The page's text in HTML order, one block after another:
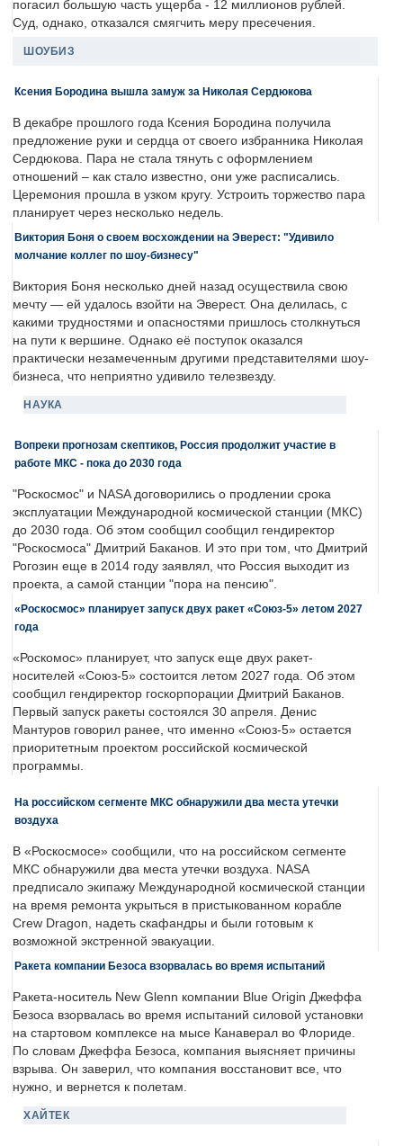
погасил большую часть ущерба - 12 миллионов рублей.
Суд, однако, отказался смягчить меру пресечения.
ШОУБИЗ
Ксения Бородина вышла замуж за Николая Сердюкова
В декабре прошлого года Ксения Бородина получила
предложение руки и сердца от своего избранника Николая
Сердюкова. Пара не стала тянуть с оформлением
отношений – как стало известно, они уже расписались.
Церемония прошла в узком кругу. Устроить торжество пара
планирует через несколько недель.
Виктория Боня о своем восхождении на Эверест: "Удивило
молчание коллег по шоу-бизнесу"
Виктория Боня несколько дней назад осуществила свою
мечту — ей удалось взойти на Эверест. Она делилась, с
какими трудностями и опасностями пришлось столкнуться
на пути к вершине. Однако её поступок оказался
практически незамеченным другими представителями шоу-
бизнеса, что неприятно удивило телезвезду.
НАУКА
Вопреки прогнозам скептиков, Россия продолжит участие в
работе МКС - пока до 2030 года
"Роскосмос" и NASA договорились о продлении срока
эксплуатации Международной космической станции (МКС)
до 2030 года. Об этом сообщил сообщил гендиректор
"Роскосмоса" Дмитрий Баканов. И это при том, что Дмитрий
Рогозин еще в 2014 году заявлял, что Россия выходит из
проекта, а самой станции "пора на пенсию".
«Роскосмос» планирует запуск двух ракет «Союз-5» летом 2027
года
«Роскомос» планирует, что запуск еще двух ракет-
носителей «Союз-5» состоится летом 2027 года. Об этом
сообщил гендиректор госкорпорации Дмитрий Баканов.
Первый запуск ракеты состоялся 30 апреля. Денис
Мантуров говорил ранее, что именно «Союз-5» остается
приоритетным проектом российской космической
программы.
На российском сегменте МКС обнаружили два места утечки
воздуха
В «Роскосмосе» сообщили, что на российском сегменте
МКС обнаружили два места утечки воздуха. NASA
предписало экипажу Международной космической станции
на время ремонта укрыться в пристыкованном корабле
Crew Dragon, надеть скафандры и были готовым к
возможной экстренной эвакуации.
Ракета компании Безоса взорвалась во время испытаний
Ракета-носитель New Glenn компании Blue Origin Джеффа
Безоса взорвалась во время испытаний силовой установки
на стартовом комплексе на мысе Канаверал во Флориде.
По словам Джеффа Безоса, компания выясняет причины
взрыва. Он заверил, что компания восстановит все, что
нужно, и вернется к полетам.
ХАЙТЕК